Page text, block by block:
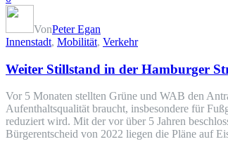
VonPeter Egan
Innenstadt, Mobilität, Verkehr
Weiter Stillstand in der Hamburger
Vor 5 Monaten stellten Grüne und WAB den
Aufenthaltsqualität braucht, insbesondere für
reduziert wird. Mit der vor über 5 Jahren
Bürgerentscheid von 2022 liegen die Pläne auf